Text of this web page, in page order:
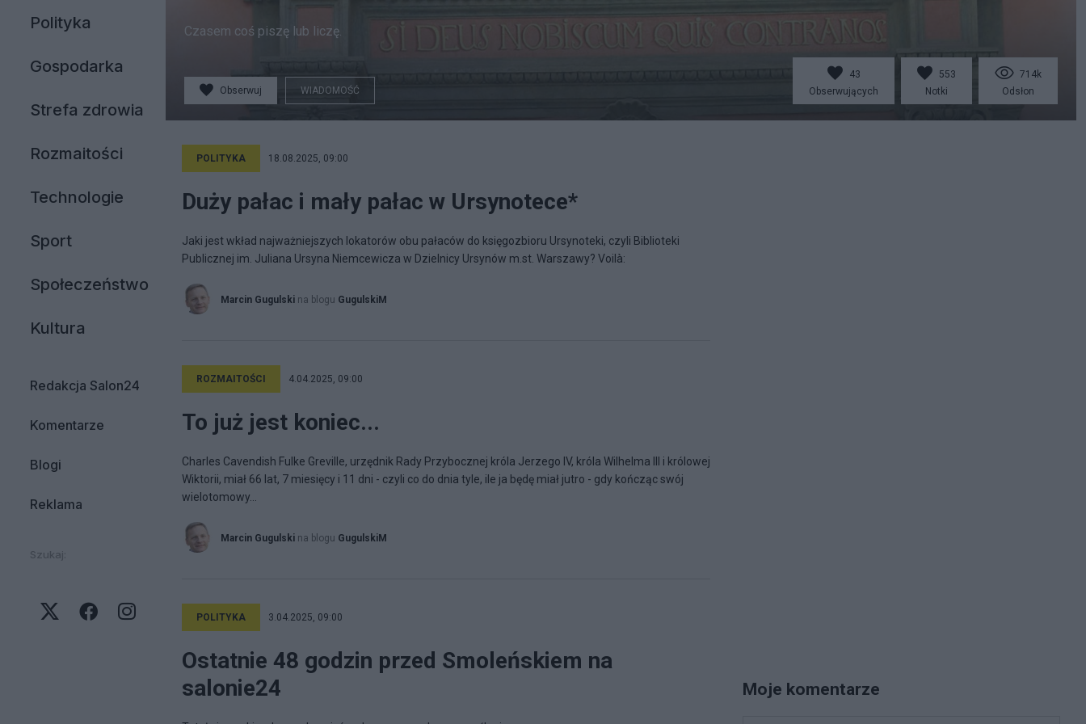
Polityka
Gospodarka
Strefa zdrowia
Rozmaitości
Technologie
Sport
Społeczeństwo
Kultura
Redakcja Salon24
Komentarze
Blogi
Reklama
Szukaj:
Czasem coś piszę lub liczę.
Obserwuj WIADOMOŚĆ
43
Obserwujących
553
Notki
714k
Odsłon
POLITYKA 18.08.2025, 09:00
Duży pałac i mały pałac w Ursynotece*
Jaki jest wkład najważniejszych lokatorów obu pałaców do księgozbioru Ursynoteki, czyli Biblioteki
Publicznej im. Juliana Ursyna Niemcewicza w Dzielnicy Ursynów m.st. Warszawy? Voilà:
Marcin Gugulski na blogu GugulskiM
ROZMAITOŚCI 4.04.2025, 09:00
To już jest koniec...
Charles Cavendish Fulke Greville, urzędnik Rady Przybocznej króla Jerzego IV, króla Wilhelma III i królowej
Wiktorii, miał 66 lat, 7 miesięcy i 11 dni - czyli co do dnia tyle, ile ja będę miał jutro - gdy kończąc swój
wielotomowy...
Marcin Gugulski na blogu GugulskiM
POLITYKA 3.04.2025, 09:00
Ostatnie 48 godzin przed Smoleńskiem na
salonie24
Moje komentarze